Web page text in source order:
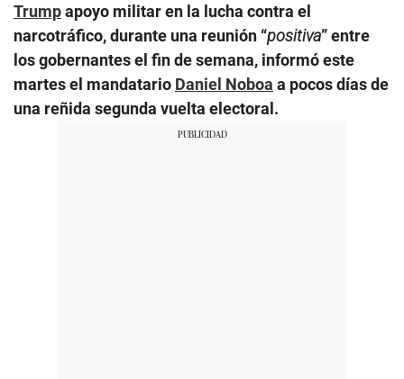
Trumpapoyo militar en la lucha contra el
narcotráfico, durante una reunión “positiva” entre
los gobernantes el fin de semana, informó este
martes el mandatario Daniel Noboa a pocos días de
una reñida segunda vuelta electoral.